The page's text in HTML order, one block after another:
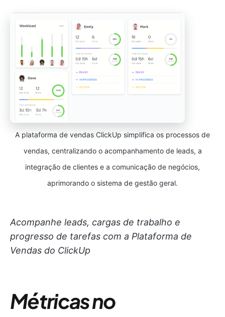
A plataforma de vendas ClickUp simplifica os processos de
vendas, centralizando o acompanhamento de leads, a
integração de clientes e a comunicação de negócios,
aprimorando o sistema de gestão geral.
Acompanhe leads, cargas de trabalho e
progresso de tarefas com a Plataforma de
Vendas do ClickUp
Métricas no